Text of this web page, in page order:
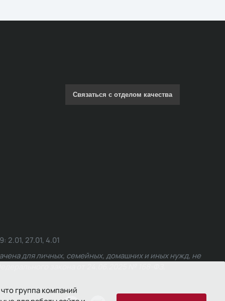
группа компаний
Связаться с отделом качества
27.01, 4.01
для личных, семейных, домашних и иных нужд, не